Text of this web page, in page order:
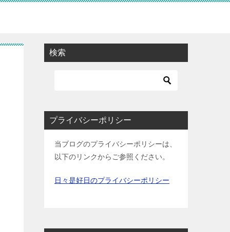
検索
プライバシーポリシー
当ブログのプライバシーポリシーは、
以下のリンクからご参照ください。
日々是好日のプライバシーポリシー